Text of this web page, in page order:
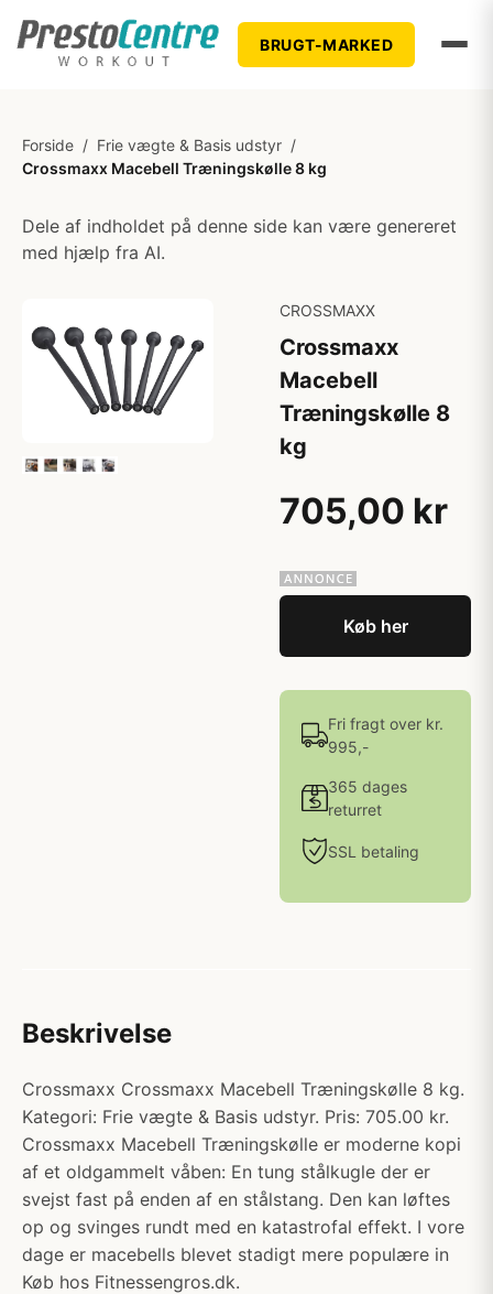
BRUGT-MARKED
Forside / Frie vægte & Basis udstyr /
Crossmaxx Macebell Træningskølle 8 kg
Dele af indholdet på denne side kan være genereret
med hjælp fra AI.
CROSSMAXX
Crossmaxx
Macebell
Træningskølle 8
kg
705,00 kr
Køb her
Fri fragt over kr.
995,-
365 dages
returret
SSL betaling
Beskrivelse
Crossmaxx Crossmaxx Macebell Træningskølle 8 kg.
Kategori: Frie vægte & Basis udstyr. Pris: 705.00 kr.
Crossmaxx Macebell Træningskølle er moderne kopi
af et oldgammelt våben: En tung stålkugle der er
svejst fast på enden af en stålstang. Den kan løftes
op og svinges rundt med en katastrofal effekt. I vore
dage er macebells blevet stadigt mere populære in
Køb hos Fitnessengros.dk.